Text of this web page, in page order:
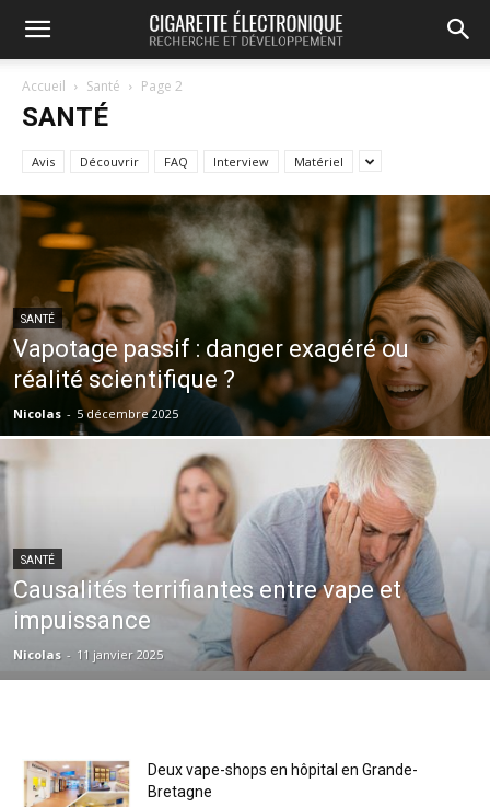
Accueil Santé Page 2
SANTÉ
Avis Découvrir FAQ Interview Matériel
SANTÉ
Vapotage passif : danger exagéré ou
réalité scientifique ?
Nicolas - 5 décembre 2025
SANTÉ
Causalités terrifiantes entre vape et
impuissance
Nicolas - 11 janvier 2025
Deux vape-shops en hôpital en Grande-
Bretagne